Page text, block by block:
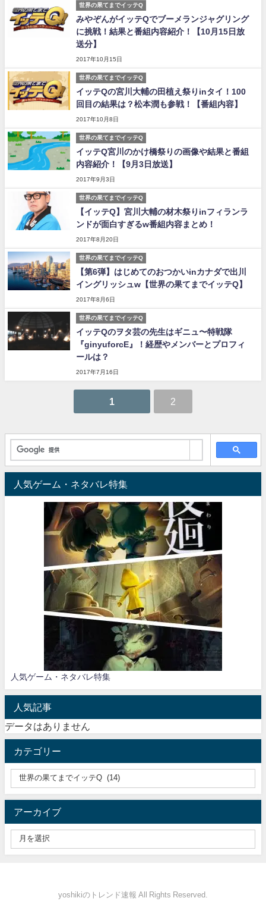
世界の果てまでイッテQ
みやぞんがイッテQでブーメランジャグリング
に挑戦！結果と番組内容紹介！【10月15日放
送分】
2017年10月15日
世界の果てまでイッテQ
イッテQの宮川大輔の田植え祭りinタイ！100
回目の結果は？松本潤も参戦！【番組内容】
2017年10月8日
世界の果てまでイッテQ
イッテQ宮川のかけ橋祭りの画像や結果と番組
内容紹介！【9月3日放送】
2017年9月3日
世界の果てまでイッテQ
【イッテQ】宮川大輔の材木祭りinフィランラ
ンドが面白すぎるw番組内容まとめ！
2017年8月20日
世界の果てまでイッテQ
【第6弾】はじめてのおつかいinカナダで出川
イングリッシュw【世界の果てまでイッテQ】
2017年8月6日
世界の果てまでイッテQ
イッテQのヲタ芸の先生はギニュ〜特戦隊
『ginyuforcE』！経歴やメンバーとプロフィ
ールは？
2017年7月16日
1 2
人気ゲーム・ネタバレ特集
人気ゲーム・ネタバレ特集
人気記事
データはありません
カテゴリー
アーカイブ
yoshikiのトレンド速報 All Rights Reserved.